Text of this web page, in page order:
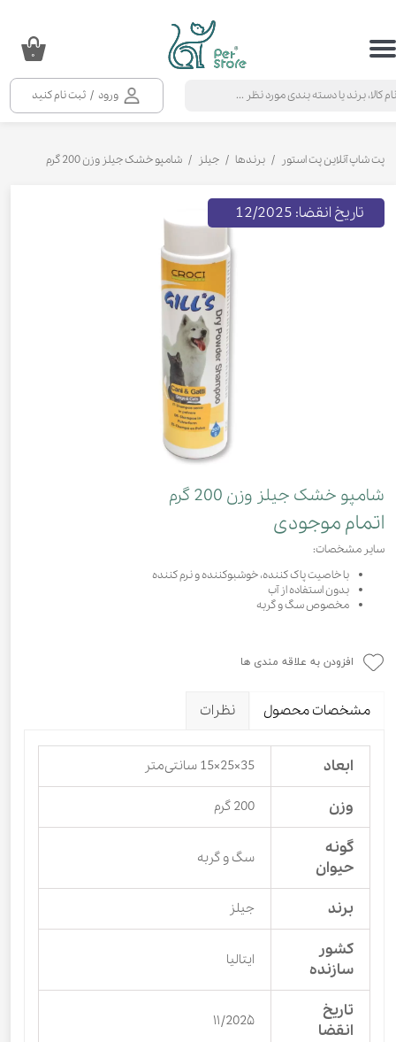
ورود / ثبت نام کنید
حساب کاربری من
خروج از حساب کاربری
۰
پت شاپ آنلاین پت استور برندها جیلز شامپو خشک جیلز وزن 200 گرم
شامپو خشک جیلز وزن 200 گرم
اتمام موجودی
سایر مشخصات:
با خاصیت پاک کننده، خوشبوکننده و نرم کننده
بدون استفاده از آب
مخصوص سگ و گربه
تاریخ انقضا: 12/2025
افزودن به علاقه مندی ها
مشخصات محصول نظرات
ابعاد 35×25×15 سانتی‌متر
وزن 200 گرم
گونه
حیوان
سگ و گربه
برند جیلز
کشور
سازنده
ایتالیا
تاریخ
انقضا
۱۱/202۵